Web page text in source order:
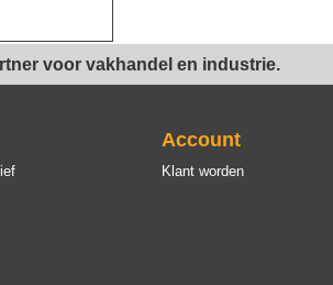
voor vakhandel en industrie.
Account
Klant worden